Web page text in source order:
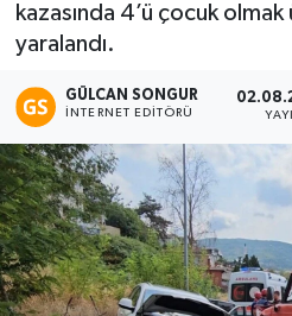
kazasında 4’ü çocuk
yaralandı.
GÜLCAN SONGUR
İNTERNET EDITÖRÜ
Eğitim
Teknoloji
Asayiş
Resmi İlan